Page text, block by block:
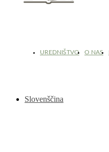
UREDNIŠTVO O NAS
Slovenščina